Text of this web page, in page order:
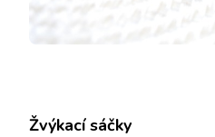
Žvýkací sáčky